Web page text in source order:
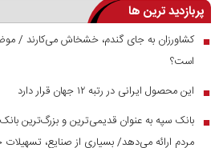
پربازدید ترین ها
■ کشاورزان به جای گندم، خشخاش می‌کارند /
است؟
■ این محصول ایرانی در رتبه ۱۲ جهان قرار دارد
■ بانک سپه به عنوان قدیمی‌ترین و بزرگ‌ترین
مردم ارائه می‌دهد/ بسیاری از صنایع، تسهیلات